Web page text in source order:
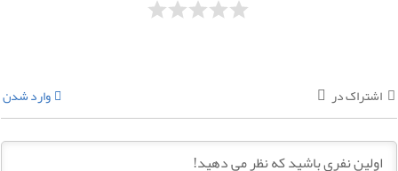
اشتراک در وارد شدن